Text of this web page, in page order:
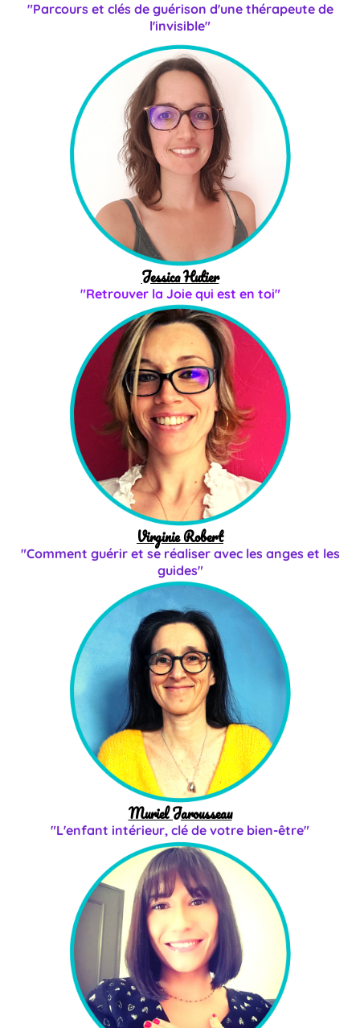
"Parcours et clés de guérison d'une thérapeute de
l'invisible"
Jessica Hutier
"Retrouver la Joie qui est en toi"
Virginie Robert
"Comment guérir et se réaliser avec les anges et les
guides"
Muriel Jarousseau
"L'enfant intérieur, clé de votre bien-être"